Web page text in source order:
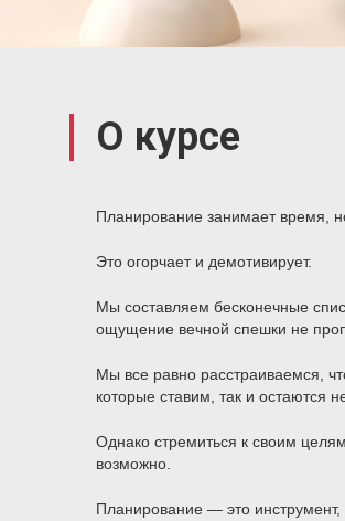
О курсе
Планирование занимает время,
Это огорчает и демотивирует.
Мы составляем бесконечные
ощущение вечной спешки не
Мы все равно расстраиваемся,
которые ставим, так и остаются
Однако стремиться к своим
возможно.
Планирование — это